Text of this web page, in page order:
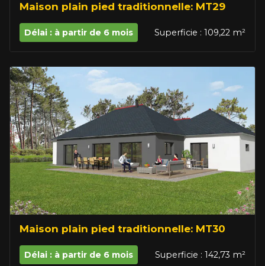
Maison plain pied traditionnelle: MT29
Délai : à partir de 6 mois Superficie : 109,22 m²
Maison plain pied traditionnelle: MT30
Délai : à partir de 6 mois Superficie : 142,73 m²